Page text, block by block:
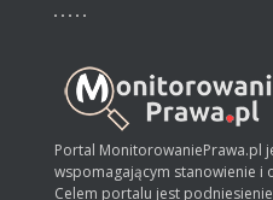
Portal MonitorowaniePrawa.pl
wspomagającym stanowienie i
Celem portalu jest